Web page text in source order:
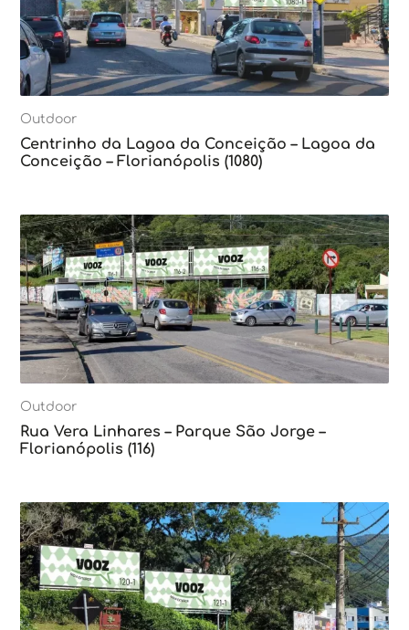
Outdoor
Centrinho da Lagoa da Conceição – Lagoa da
Conceição – Florianópolis (1080)
Outdoor
Rua Vera Linhares – Parque São Jorge –
Florianópolis (116)